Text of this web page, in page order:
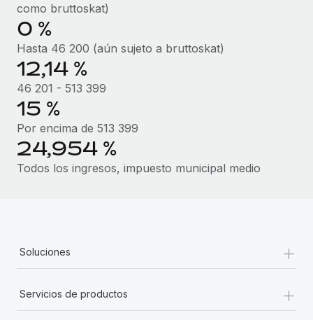
Más información
como bruttoskat)
0 %
Hasta 46 200 (aún sujeto a bruttoskat)
12,14 %
46 201 - 513 399
15 %
Por encima de 513 399
24,954 %
Todos los ingresos, impuesto municipal medio
Soluciones +
Servicios de productos +